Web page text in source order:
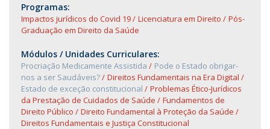
Programas:
Impactos jurídicos do Covid 19 Licenciatura em Direito
Pós-
Graduação em Direito da Saúde
Módulos / Unidades Curriculares:
Procriação Medicamente Assistida
Pode o Estado obrigar-
nos a ser Saudáveis?
Direitos Fundamentais na Era Digital
Estado de exceção constitucional
Problemas Ético-Jurídicos
da Prestação de Cuidados de Saúde
Fundamentos de
Direito Público
Direito Fundamental à Proteção da Saúde
Direitos Fundamentais e Justiça Constitucional